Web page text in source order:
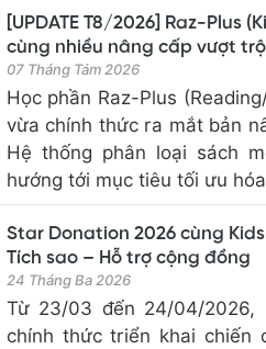
[UPDATE T8/2026] Raz-Plus
cùng nhiều nâng cấp vượt
07 Tháng Tám 2026
Học phần Raz-Plus
vừa chính thức ra mắt bản
Hệ thống phân loại sách
hướng tới mục tiêu tối ưu
Star Donation 2026 cùng
Tích sao – Hỗ trợ cộng đồng
24 Tháng Ba 2026
Từ 23/03 đến 24/04/2026,
chính thức triển khai chiến